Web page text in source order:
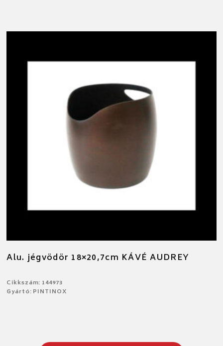
Alu. jégvödör 18×20,7cm KÁVÉ AUDREY
Cikkszám: 144973
Gyártó: PINTINOX